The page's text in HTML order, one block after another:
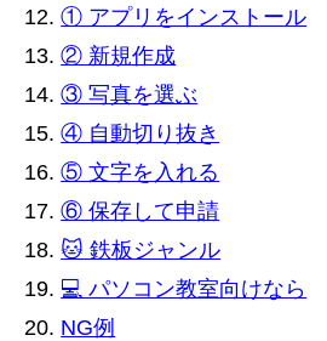
① アプリをインストール
② 新規作成
③ 写真を選ぶ
④ 自動切り抜き
⑤ 文字を入れる
⑥ 保存して申請
🐱 鉄板ジャンル
💻 パソコン教室向けなら
NG例